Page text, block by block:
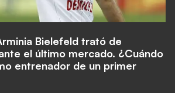
Bielefeld trató de
el último mercado. ¿Cuándo
entrenador de un primer